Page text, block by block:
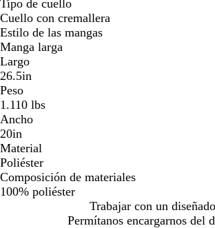
Tipo de cuello
Cuello con cremallera
Estilo de las mangas
Manga larga
Largo
26.5in
Peso
1.110 lbs
Ancho
20in
Material
Poliéster
Composición de materiales
100% poliéster
Trabajar con un
Permítanos encargarnos del